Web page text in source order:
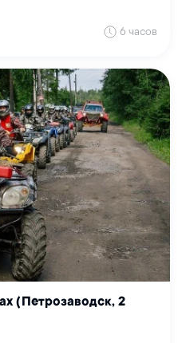
6 часов
(Петрозаводск, 2